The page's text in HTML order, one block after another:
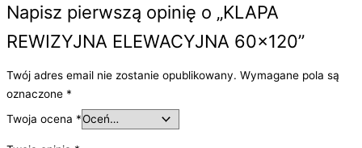
Napisz pierwszą opinię o „KLAPA
REWIZYJNA ELEWACYJNA 60×120”
Twój adres email nie zostanie opublikowany. Wymagane pola są
oznaczone *
Twoja ocena *